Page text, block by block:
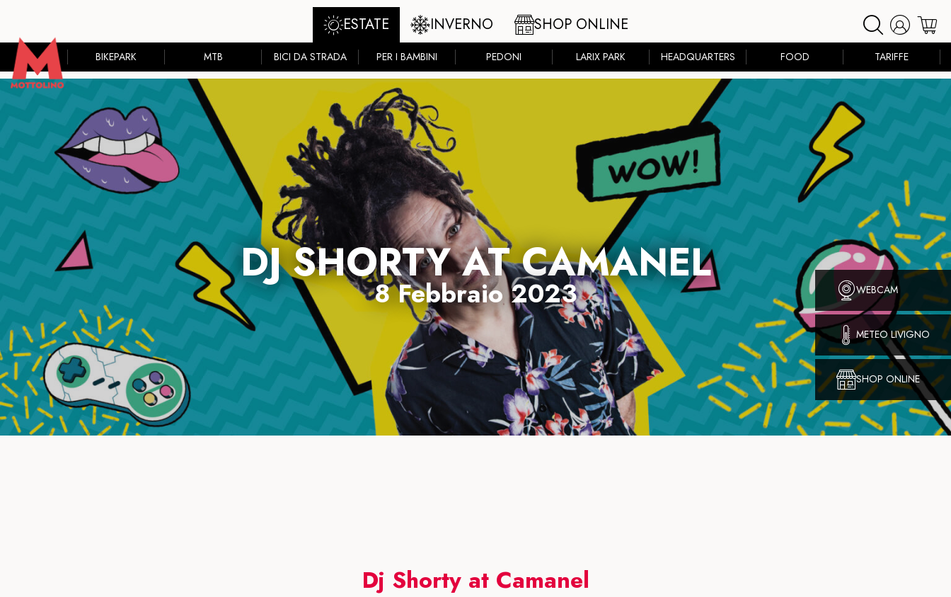
ESTATE INVERNO SHOP ONLINE
BIKEPARK MTB BICI DA STRADA PER I BAMBINI PEDONI LARIX PARK HEADQUARTERS FOOD TARIFFE
DJ SHORTY AT CAMANEL
8 Febbraio 2023 WEBCAM
METEO LIVIGNO
SHOP ONLINE
Dj Shorty at Camanel